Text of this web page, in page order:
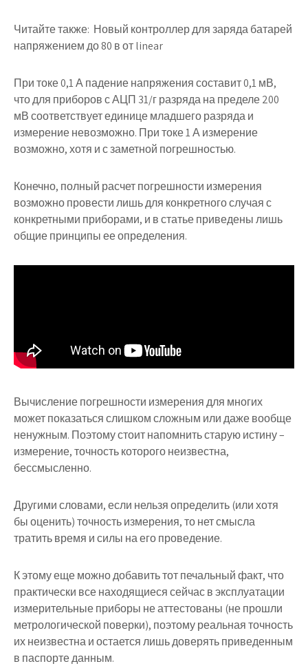
Читайте также: Новый контроллер для заряда батарей
напряжением до 80 в от linear
При токе 0,1 А падение напряжения составит 0,1 мВ,
что для приборов с АЦП 31/г разряда на пределе 200
мВ соответствует единице младшего разряда и
измерение невозможно. При токе 1 А измерение
возможно, хотя и с заметной погрешностью.
Конечно, полный расчет погрешности измерения
возможно провести лишь для конкретного случая с
конкретными приборами, и в статье приведены лишь
общие принципы ее определения.
Вычисление погрешности измерения для многих
может показаться слишком сложным или даже вообще
ненужным. Поэтому стоит напомнить старую истину –
измерение, точность которого неизвестна,
бессмысленно.
Другими словами, если нельзя определить (или хотя
бы оценить) точность измерения, то нет смысла
тратить время и силы на его проведение.
К этому еще можно добавить тот печальный факт, что
практически все находящиеся сейчас в эксплуатации
измерительные приборы не аттестованы (не прошли
метрологической поверки), поэтому реальная точность
их неизвестна и остается лишь доверять приведенным
в паспорте данным.